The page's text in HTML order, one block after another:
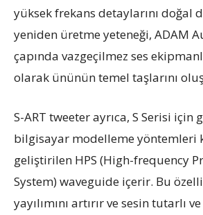
yüksek frekans detaylarını doğal
yeniden üretme yeteneği, ADAM
çapında vazgeçilmez ses
olarak ününün temel taşlarını
S-ART tweeter ayrıca, S Serisi için
bilgisayar modelleme yöntemleri
geliştirilen HPS (High-frequency
System) waveguide içerir. Bu
yayılımını artırır ve sesin tutarlı